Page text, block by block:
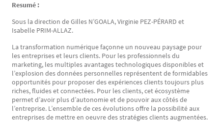
Resumé :
Sous la direction de Gilles N’GOALA, Virginie PEZ-PÉRARD et
Isabelle PRIM-ALLAZ.
La transformation numérique façonne un nouveau paysage pour
les entreprises et leurs clients. Pour les professionnels du
marketing, les multiples avantages technologiques disponibles et
l’explosion des données personnelles représentent de formidables
opportunités pour proposer des expériences clients toujours plus
riches, fluides et connectées. Pour les clients, cet écosystème
permet d’avoir plus d’autonomie et de pouvoir aux côtés de
l’entreprise. L’ensemble de ces évolutions offre la possibilité aux
entreprises de mettre en oeuvre des stratégies clients augmentées.